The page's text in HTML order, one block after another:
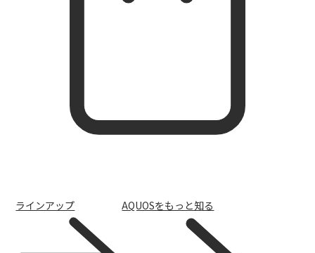
ラインアップ AQUOSをもっと知る